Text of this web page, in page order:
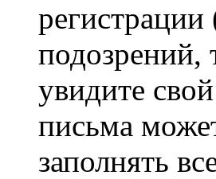
подозрений,
увидите
письма
заполнять